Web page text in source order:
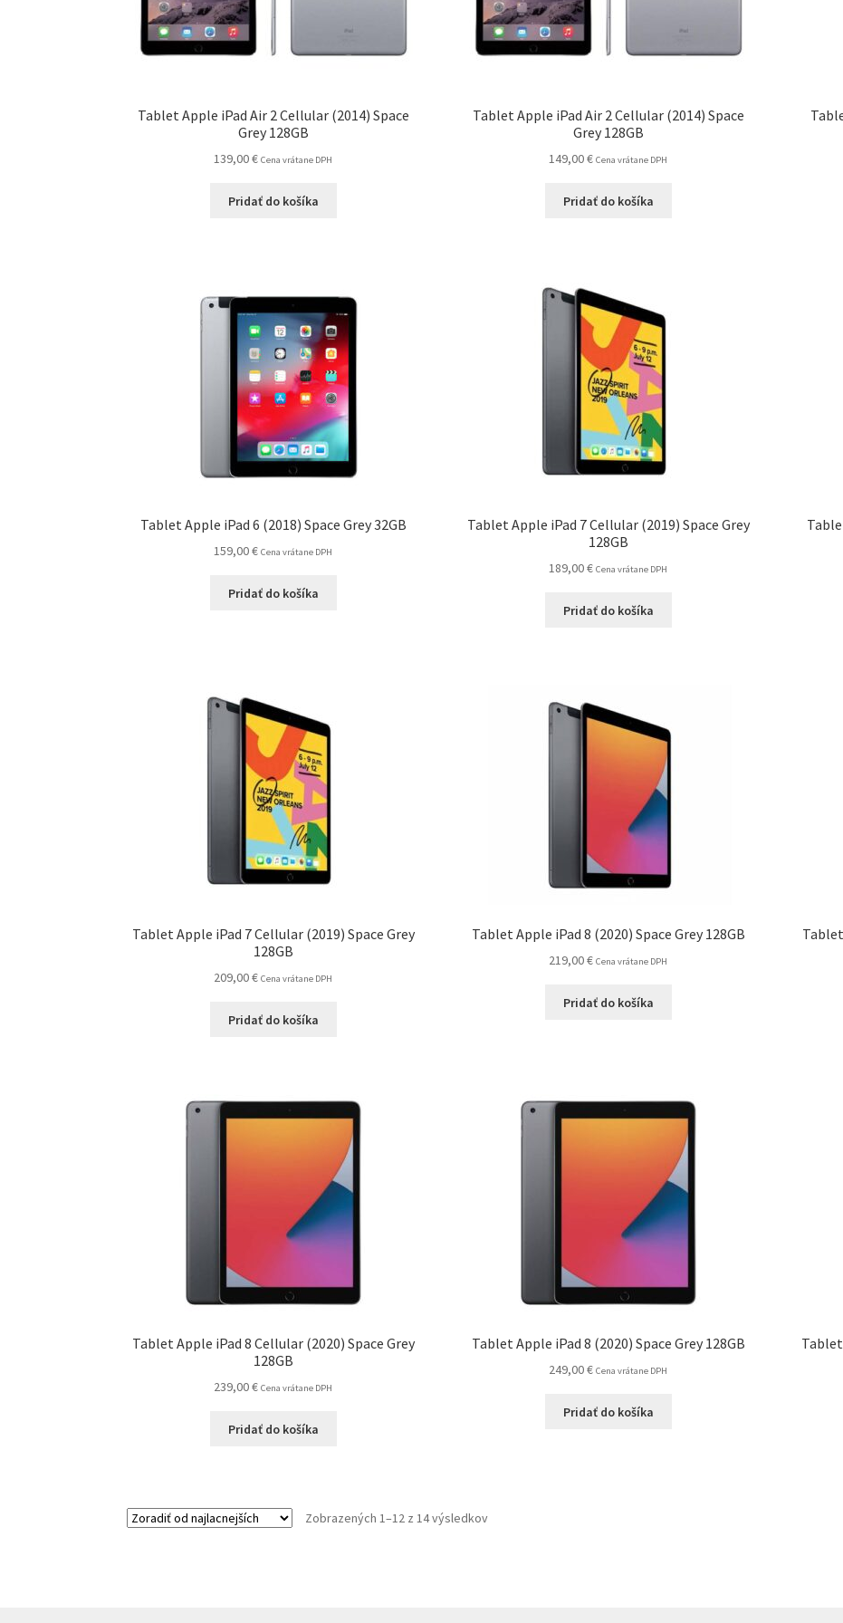
Tablet Apple iPad Air 2 Cellular (2014) Space
Grey 128GB
139,00€ Cena vrátane DPH
Pridať do košíka
Tablet Apple iPad Air 2 Cellular (2014) Space
Grey 128GB
149,00€ Cena vrátane DPH
Pridať do košíka
Tablet Apple iPad 6 (2018) Space Grey 32GB
159,00€ Cena vrátane DPH
Pridať do košíka
Tablet Apple iPad 7 Cellular (2019) Space Grey
128GB
189,00€ Cena vrátane DPH
Pridať do košíka
Tablet Apple iPad 7 Cellular (2019) Space Grey
128GB
209,00€ Cena vrátane DPH
Pridať do košíka
Tablet Apple iPad 8 (2020) Space Grey 128GB
219,00€ Cena vrátane DPH
Pridať do košíka
Tablet Apple iPad 8 Cellular (2020) Space Grey
128GB
239,00€ Cena vrátane DPH
Pridať do košíka
Tablet Apple iPad 8 (2020) Space Grey 128GB
249,00€ Cena vrátane DPH
Pridať do košíka
Zobrazených 1–12 z 14 výsledkovZoradené